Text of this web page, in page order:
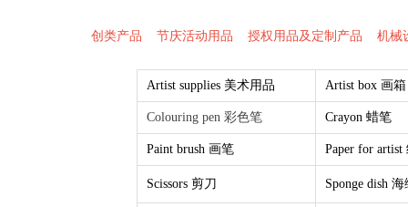
创类产品 节庆活动用品 授权用品及定制产品 机
Artist supplies 美术用品 Artist box 画箱
Colouring pen 彩色笔 Crayon 蜡笔
Paint brush 画笔 Paper for artist
Scissors 剪刀 Sponge dish